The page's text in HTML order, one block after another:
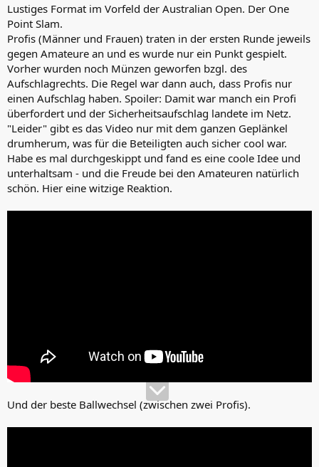
Lustiges Format im Vorfeld der Australian Open. Der One
Point Slam.
Profis (Männer und Frauen) traten in der ersten Runde jeweils
gegen Amateure an und es wurde nur ein Punkt gespielt.
Vorher wurden noch Münzen geworfen bzgl. des
Aufschlagrechts. Die Regel war dann auch, dass Profis nur
einen Aufschlag haben. Spoiler: Damit war manch ein Profi
überfordert und der Sicherheitsaufschlag landete im Netz.
"Leider" gibt es das Video nur mit dem ganzen Geplänkel
drumherum, was für die Beteiligten auch sicher cool war.
Habe es mal durchgeskippt und fand es eine coole Idee und
unterhaltsam - und die Freude bei den Amateuren natürlich
schön. Hier eine witzige Reaktion.
Und der beste Ballwechsel (zwischen zwei Profis).